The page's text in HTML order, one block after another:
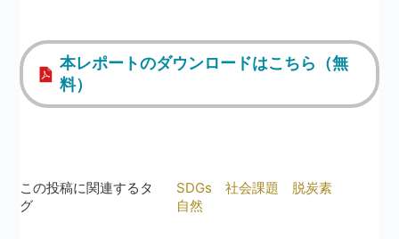
本レポートのダウンロードはこちら（無
料）
この投稿に関連するタ
グ
SDGs 社会課題
脱炭素
自然